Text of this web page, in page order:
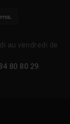
au vendredi de
80 80 29